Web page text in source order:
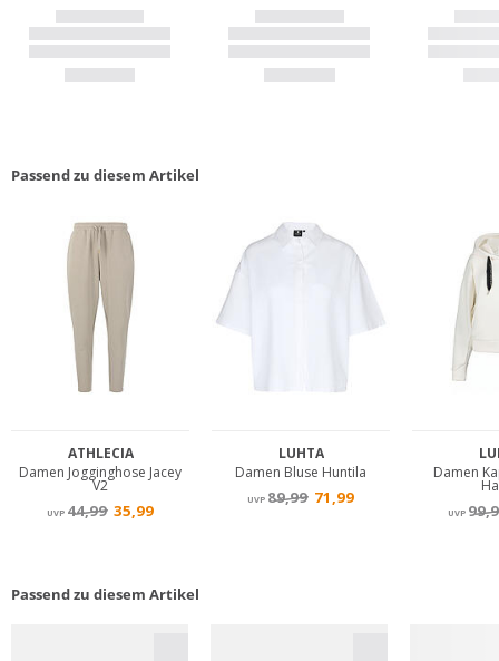
Passend zu diesem Artikel
Passend zu diesem Artikel